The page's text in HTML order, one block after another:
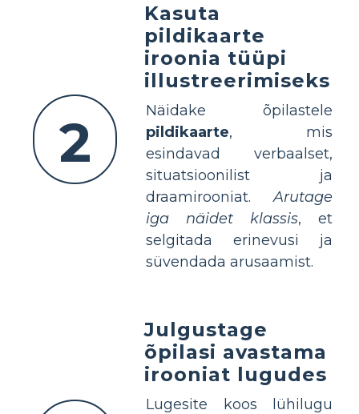
2
Kasuta
pildikaarte
iroonia tüüpi
illustreerimiseks
Näidake õpilastele
pildikaarte, mis
esindavad verbaalset,
situatsioonilist ja
draamirooniat.Arutage
iga näidet klassis, et
selgitada erinevusi ja
süvendada arusaamist.
Julgustage
õpilasi avastama
irooniat lugudes
Lugesite koos lühilugu